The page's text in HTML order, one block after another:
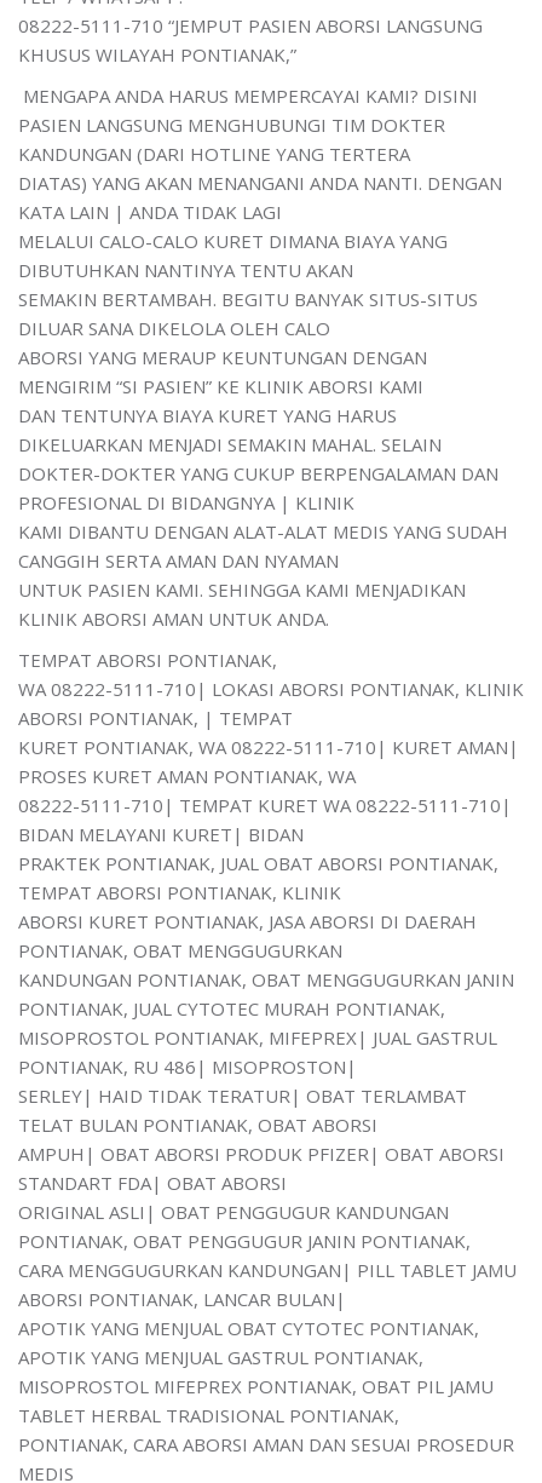
08222-5111-710 “JEMPUT PASIEN ABORSI LANGSUNG
KHUSUS WILAYAH PONTIANAK,”
MENGAPA ANDA HARUS MEMPERCAYAI KAMI? DISINI
PASIEN LANGSUNG MENGHUBUNGI TIM DOKTER
KANDUNGAN (DARI HOTLINE YANG TERTERA
DIATAS) YANG AKAN MENANGANI ANDA NANTI. DENGAN
KATA LAIN | ANDA TIDAK LAGI
MELALUI CALO-CALO KURET DIMANA BIAYA YANG
DIBUTUHKAN NANTINYA TENTU AKAN
SEMAKIN BERTAMBAH. BEGITU BANYAK SITUS-SITUS
DILUAR SANA DIKELOLA OLEH CALO
ABORSI YANG MERAUP KEUNTUNGAN DENGAN
MENGIRIM “SI PASIEN” KE KLINIK ABORSI KAMI
DAN TENTUNYA BIAYA KURET YANG HARUS
DIKELUARKAN MENJADI SEMAKIN MAHAL. SELAIN
DOKTER-DOKTER YANG CUKUP BERPENGALAMAN DAN
PROFESIONAL DI BIDANGNYA | KLINIK
KAMI DIBANTU DENGAN ALAT-ALAT MEDIS YANG SUDAH
CANGGIH SERTA AMAN DAN NYAMAN
UNTUK PASIEN KAMI. SEHINGGA KAMI MENJADIKAN
KLINIK ABORSI AMAN UNTUK ANDA.
TEMPAT ABORSI PONTIANAK,
WA 08222-5111-710| LOKASI ABORSI PONTIANAK, KLINIK
ABORSI PONTIANAK, | TEMPAT
KURET PONTIANAK, WA 08222-5111-710| KURET AMAN|
PROSES KURET AMAN PONTIANAK, WA
08222-5111-710| TEMPAT KURET WA 08222-5111-710|
BIDAN MELAYANI KURET| BIDAN
PRAKTEK PONTIANAK, JUAL OBAT ABORSI PONTIANAK,
TEMPAT ABORSI PONTIANAK, KLINIK
ABORSI KURET PONTIANAK, JASA ABORSI DI DAERAH
PONTIANAK, OBAT MENGGUGURKAN
KANDUNGAN PONTIANAK, OBAT MENGGUGURKAN JANIN
PONTIANAK, JUAL CYTOTEC MURAH PONTIANAK,
MISOPROSTOL PONTIANAK, MIFEPREX| JUAL GASTRUL
PONTIANAK, RU 486| MISOPROSTON|
SERLEY| HAID TIDAK TERATUR| OBAT TERLAMBAT
TELAT BULAN PONTIANAK, OBAT ABORSI
AMPUH| OBAT ABORSI PRODUK PFIZER| OBAT ABORSI
STANDART FDA| OBAT ABORSI
ORIGINAL ASLI| OBAT PENGGUGUR KANDUNGAN
PONTIANAK, OBAT PENGGUGUR JANIN PONTIANAK,
CARA MENGGUGURKAN KANDUNGAN| PILL TABLET JAMU
ABORSI PONTIANAK, LANCAR BULAN|
APOTIK YANG MENJUAL OBAT CYTOTEC PONTIANAK,
APOTIK YANG MENJUAL GASTRUL PONTIANAK,
MISOPROSTOL MIFEPREX PONTIANAK, OBAT PIL JAMU
TABLET HERBAL TRADISIONAL PONTIANAK,
PONTIANAK, CARA ABORSI AMAN DAN SESUAI PROSEDUR
MEDIS